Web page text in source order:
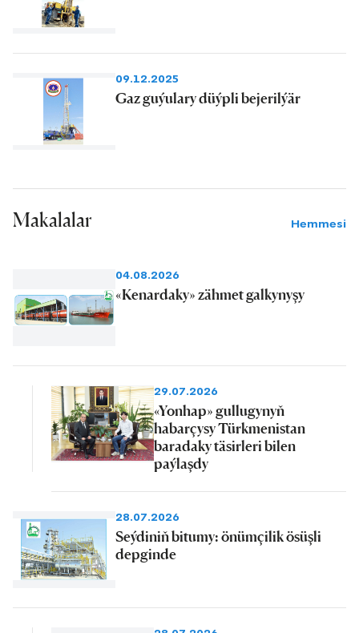
09.12.2025
Gaz guýulary düýpli bejerilýär
Makalalar Hemmesi
04.08.2026
«Kenardaky» zähmet galkynyşy
29.07.2026
«Yonhap» gullugynyň
habarçysy Türkmenistan
baradaky täsirleri bilen
paýlaşdy
28.07.2026
Seýdiniň bitumy: önümçilik ösüşli
depginde